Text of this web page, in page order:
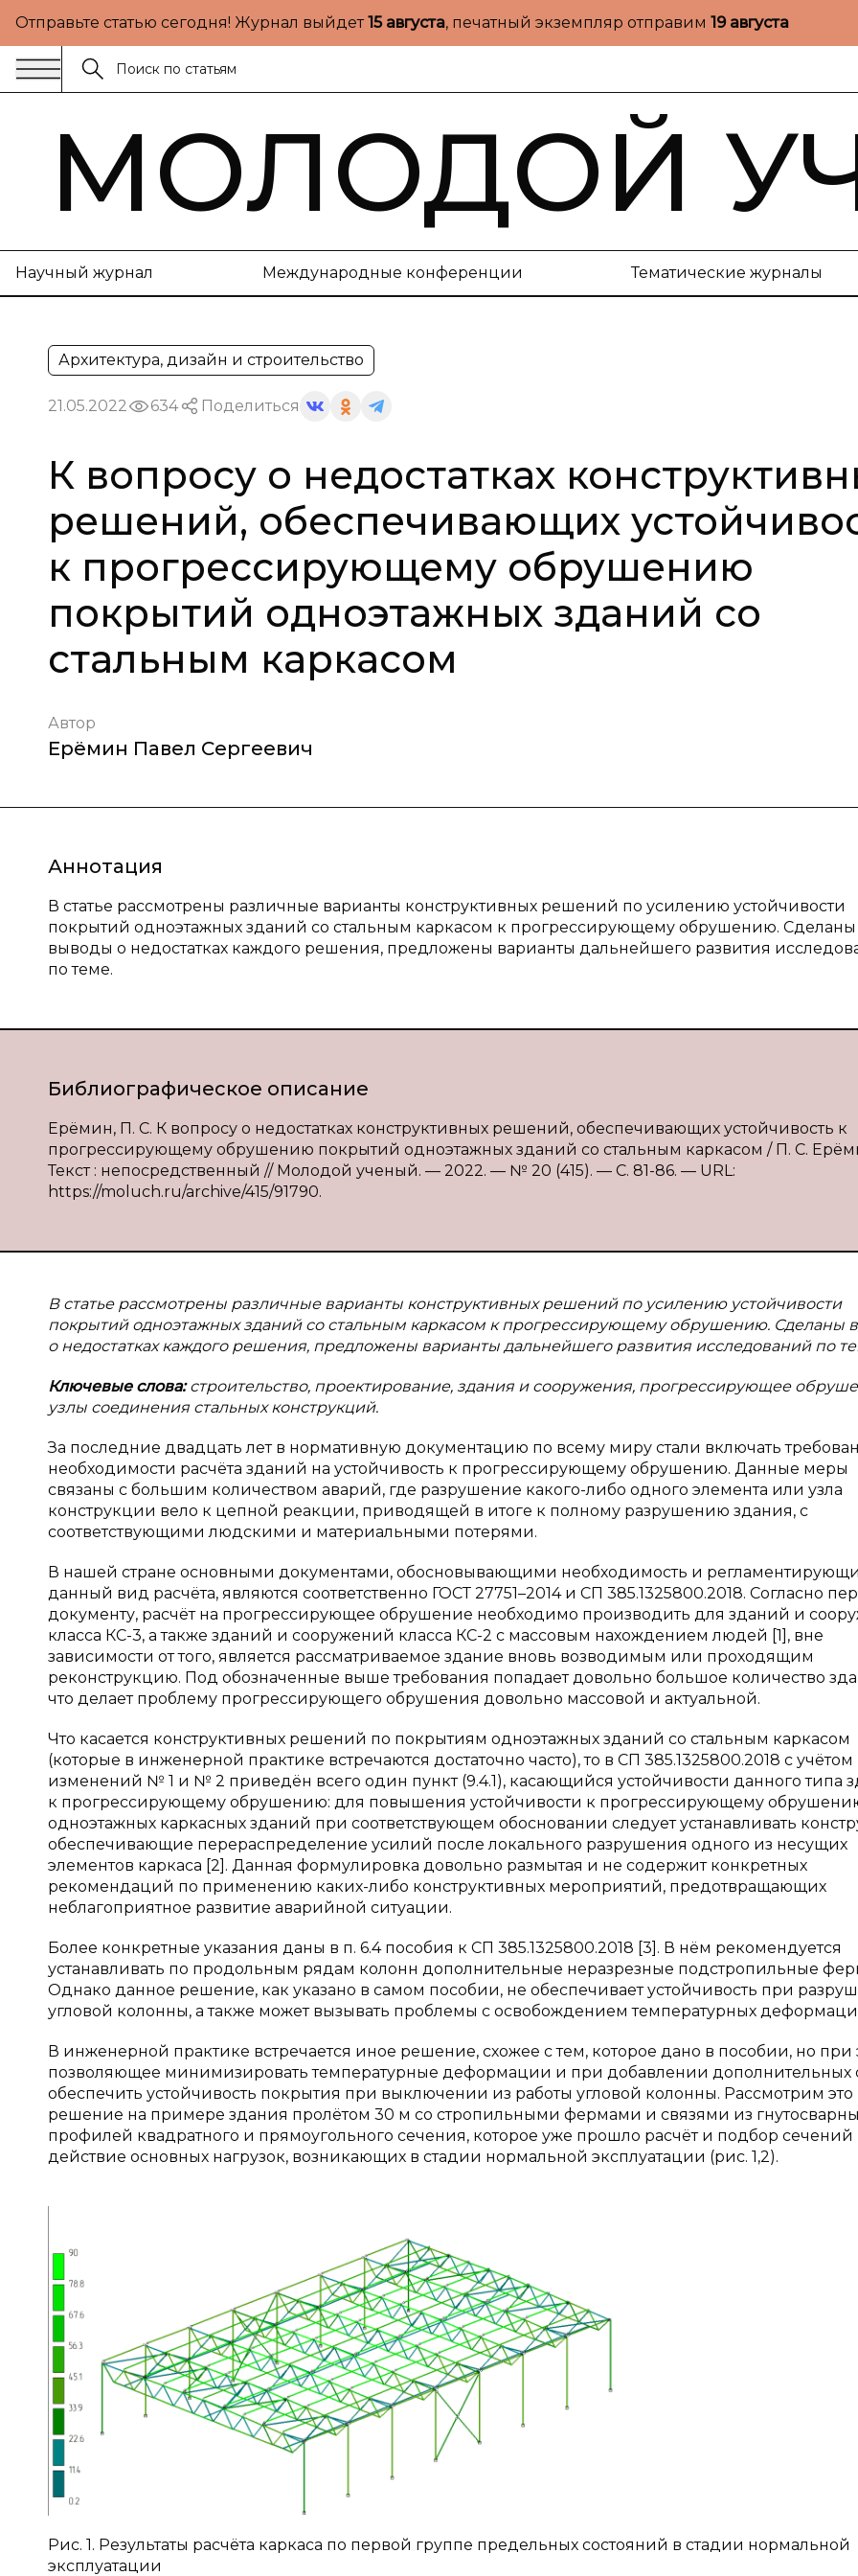
Отправьте статью сегодня! Журнал выйдет15 августа, печатный экземпляр отправим 19 августа
МОЛОДОЙ
Научный журнал Международные конференции Тематические журналы
Архитектура, дизайн и строительство
21.05.2022 634 Поделиться
К вопросу о недостатках
решений, обеспечивающих
к прогрессирующему обрушению
покрытий одноэтажных зданий со
стальным каркасом
Автор
Ерёмин Павел Сергеевич
Аннотация
В статье рассмотрены различные варианты конструктивных решений по усилению устойчивости
покрытий одноэтажных зданий со стальным каркасом к прогрессирующему обрушению. Сделаны
выводы о недостатках каждого решения, предложены варианты дальнейшего развития
по теме.
Библиографическое описание
Ерёмин, П. С. К вопросу о недостатках конструктивных решений, обеспечивающих устойчивость к
прогрессирующему обрушению покрытий одноэтажных зданий со стальным каркасом / П. С.
Текст : непосредственный // Молодой ученый. — 2022. — № 20 (415). — С. 81-86. — URL:
https://moluch.ru/archive/415/91790.
В статье рассмотрены различные варианты конструктивных решений по усилению устойчивости
покрытий одноэтажных зданий со стальным каркасом к прогрессирующему обрушению. Сделаны
о недостатках каждого решения, предложены варианты дальнейшего развития исследований по
Ключевые слова:строительство, проектирование, здания и сооружения, прогрессирующее
узлы соединения стальных конструкций.
За последние двадцать лет в нормативную документацию по всему миру стали включать
необходимости расчёта зданий на устойчивость к прогрессирующему обрушению. Данные меры
связаны с большим количеством аварий, где разрушение какого-либо одного элемента или узла
конструкции вело к цепной реакции, приводящей в итоге к полному разрушению здания, с
соответствующими людскими и материальными потерями.
В нашей стране основными документами, обосновывающими необходимость и
данный вид расчёта, являются соответственно ГОСТ 27751–2014 и СП 385.1325800.2018. Согласно
документу, расчёт на прогрессирующее обрушение необходимо производить для зданий и
класса КС-3, а также зданий и сооружений класса КС-2 с массовым нахождением людей [1], вне
зависимости от того, является рассматриваемое здание вновь возводимым или проходящим
реконструкцию. Под обозначенные выше требования попадает довольно большое количество
что делает проблему прогрессирующего обрушения довольно массовой и актуальной.
Что касается конструктивных решений по покрытиям одноэтажных зданий со стальным каркасом
(которые в инженерной практике встречаются достаточно часто), то в СП 385.1325800.2018 с учётом
изменений № 1 и № 2 приведён всего один пункт (9.4.1), касающийся устойчивости данного типа
к прогрессирующему обрушению: для повышения устойчивости к прогрессирующему
одноэтажных каркасных зданий при соответствующем обосновании следует устанавливать
обеспечивающие перераспределение усилий после локального разрушения одного из несущих
элементов каркаса [2]. Данная формулировка довольно размытая и не содержит конкретных
рекомендаций по применению каких-либо конструктивных мероприятий, предотвращающих
неблагоприятное развитие аварийной ситуации.
Более конкретные указания даны в п. 6.4 пособия к СП 385.1325800.2018 [3]. В нём рекомендуется
устанавливать по продольным рядам колонн дополнительные неразрезные подстропильные
Однако данное решение, как указано в самом пособии, не обеспечивает устойчивость при
угловой колонны, а также может вызывать проблемы с освобождением температурных
В инженерной практике встречается иное решение, схожее с тем, которое дано в пособии, но при
позволяющее минимизировать температурные деформации и при добавлении дополнительных
обеспечить устойчивость покрытия при выключении из работы угловой колонны. Рассмотрим это
решение на примере здания пролётом 30 м со стропильными фермами и связями из
профилей квадратного и прямоугольного сечения, которое уже прошло расчёт и подбор сечений
действие основных нагрузок, возникающих в стадии нормальной эксплуатации (рис. 1,2).
Рис. 1. Результаты расчёта каркаса по первой группе предельных состояний в стадии нормальной
эксплуатации